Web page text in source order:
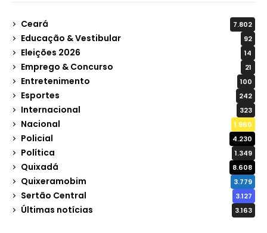
Ceará 7.802
Educação & Vestibular 92
Eleições 2026 14
Emprego & Concurso 21
Entretenimento 100
Esportes 242
Internacional 323
Nacional 1.960
Policial 4.230
Política 1.349
Quixadá 8.608
Quixeramobim 3.779
Sertão Central 3.127
Últimas notícias 3.163